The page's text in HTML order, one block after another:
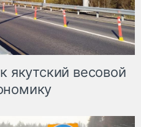
якутский весовой